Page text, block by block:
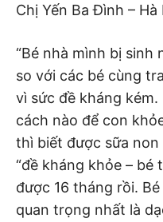
Chị Yến Ba Đình – Hà
“Bé nhà mình bị sinh
so với các bé cùng
vì sức đề kháng
cách nào để con
thì biết được sữa non
“đề kháng khỏe – bé
được 16 tháng rồi.
quan trọng nhất là